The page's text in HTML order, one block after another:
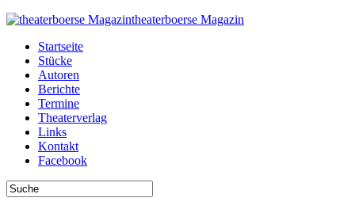
theaterboerse Magazin
Startseite
Stücke
Autoren
Berichte
Termine
Theaterverlag
Links
Kontakt
Facebook